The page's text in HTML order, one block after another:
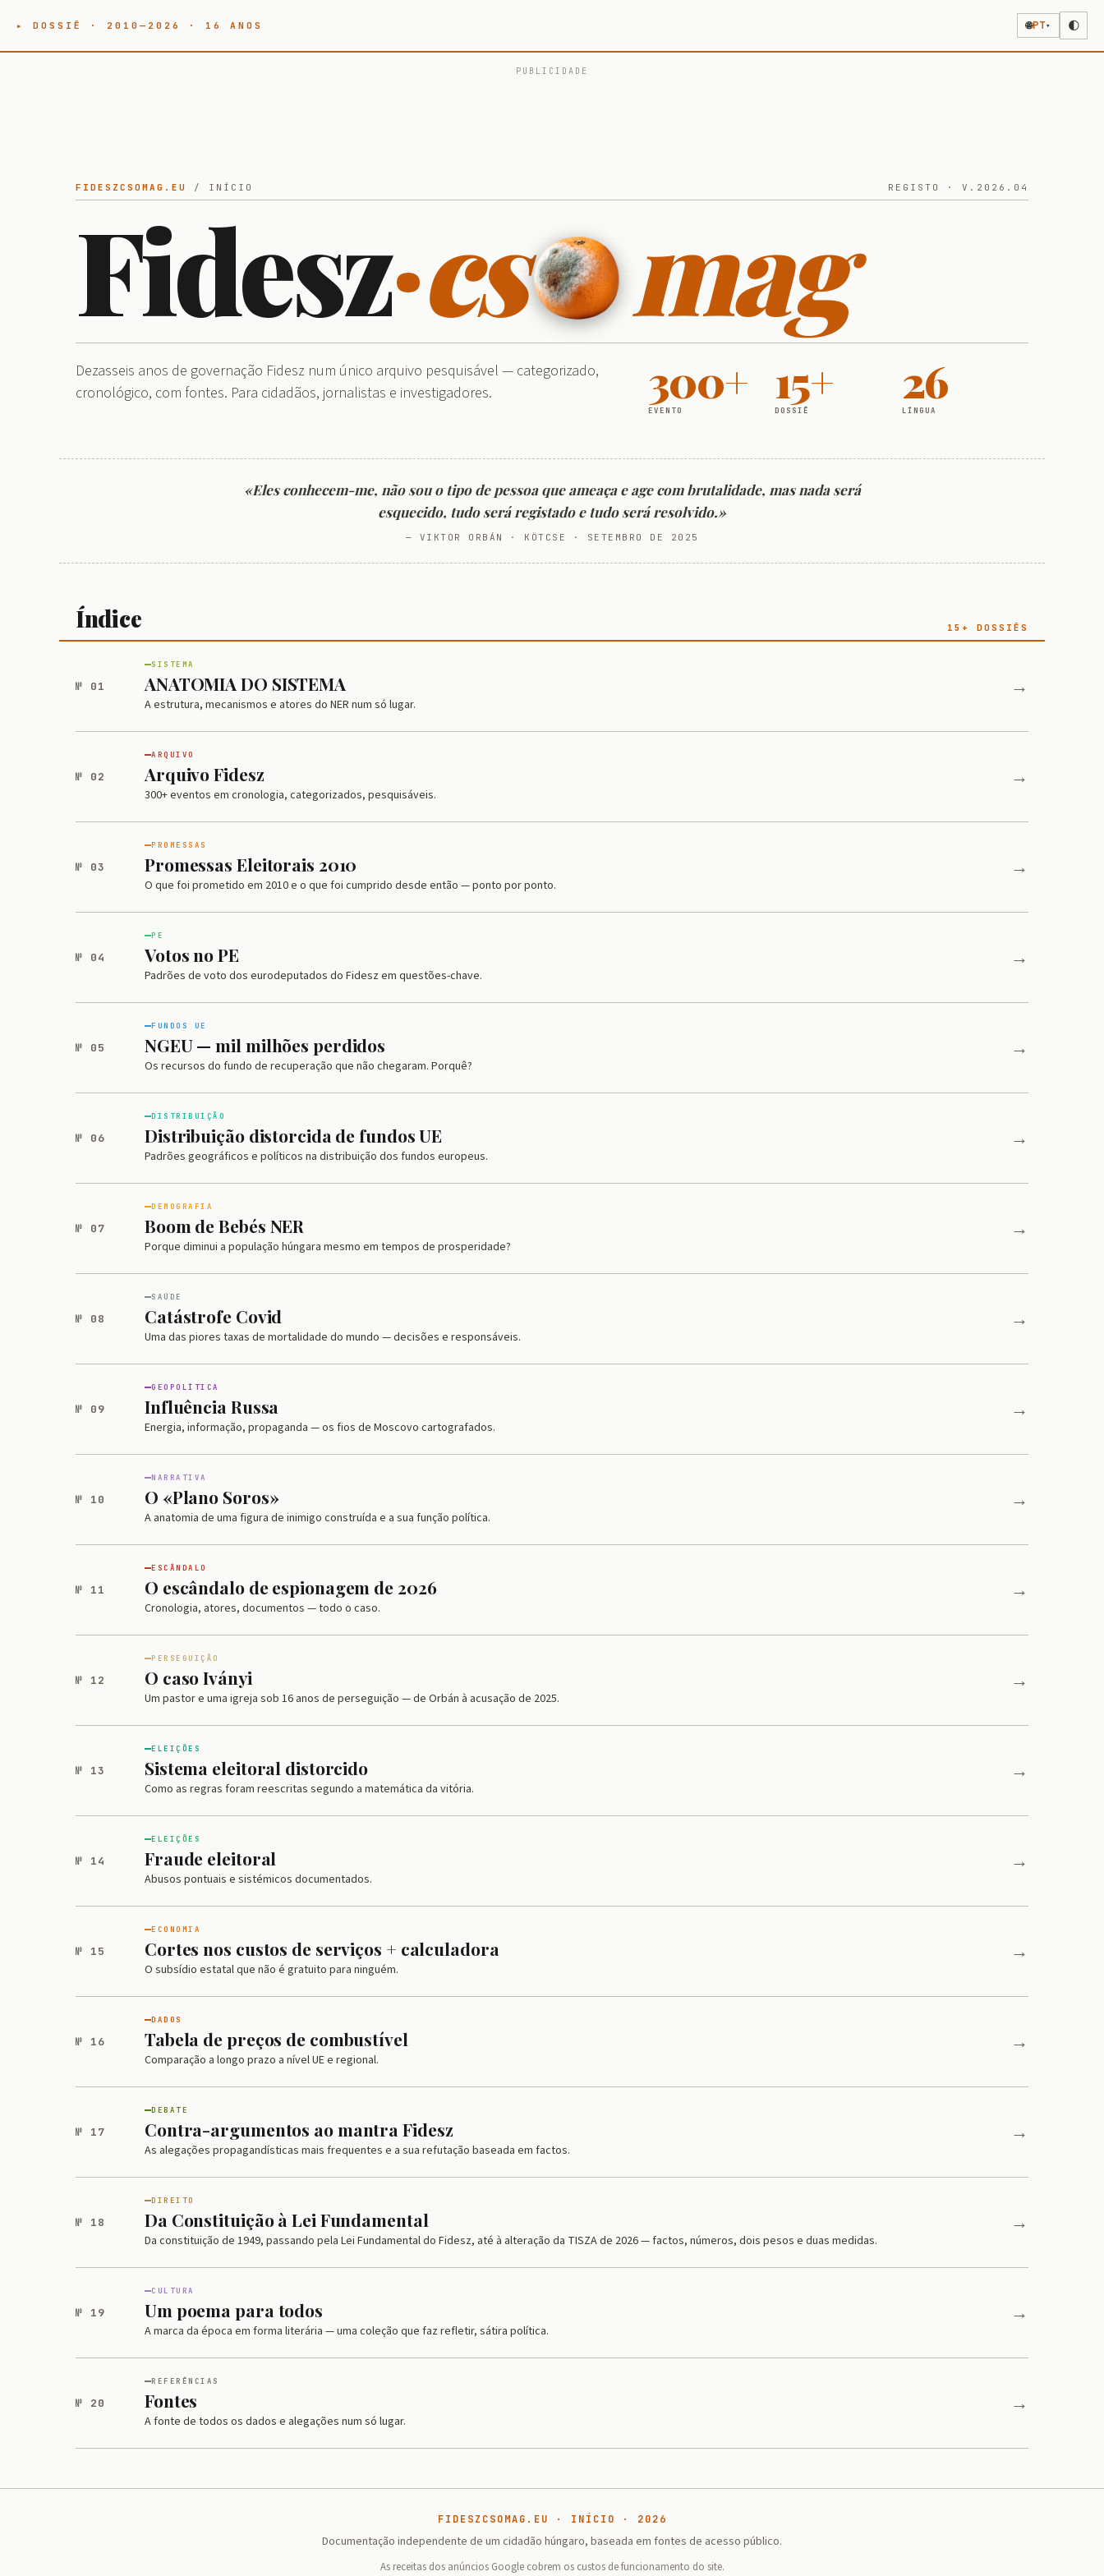
▸ DOSSIÊ · 2010—2026 · 16 ANOS 🌐PT▾ 🌓
PUBLICIDADE
FIDESZCSOMAG.EU / INÍCIO REGISTO · V.2026.04
Fidesz·cs mag
Dezasseis anos de governação Fidesz num único arquivo pesquisável — categorizado,
cronológico, com fontes. Para cidadãos, jornalistas e investigadores.
300+
EVENTO
15+
DOSSIÊ
26
LÍNGUA
«Eles conhecem-me, não sou o tipo de pessoa que ameaça e age com brutalidade, mas nada será
esquecido, tudo será registado e tudo será resolvido.»
— VIKTOR ORBÁN · KÖTCSE · SETEMBRO DE 2025
Índice 15+ DOSSIÊS
№ 01
SISTEMA
ANATOMIA DO SISTEMA
A estrutura, mecanismos e atores do NER num só lugar.
→
№ 02
ARQUIVO
Arquivo Fidesz
300+ eventos em cronologia, categorizados, pesquisáveis.
→
№ 03
PROMESSAS
Promessas Eleitorais 2010
O que foi prometido em 2010 e o que foi cumprido desde então — ponto por ponto.
→
№ 04
PE
Votos no PE
Padrões de voto dos eurodeputados do Fidesz em questões-chave.
→
№ 05
FUNDOS UE
NGEU — mil milhões perdidos
Os recursos do fundo de recuperação que não chegaram. Porquê?
→
№ 06
DISTRIBUIÇÃO
Distribuição distorcida de fundos UE
Padrões geográficos e políticos na distribuição dos fundos europeus.
→
№ 07
DEMOGRAFIA
Boom de Bebés NER
Porque diminui a população húngara mesmo em tempos de prosperidade?
→
№ 08
SAÚDE
Catástrofe Covid
Uma das piores taxas de mortalidade do mundo — decisões e responsáveis.
→
№ 09
GEOPOLÍTICA
Influência Russa
Energia, informação, propaganda — os fios de Moscovo cartografados.
→
№ 10
NARRATIVA
O «Plano Soros»
A anatomia de uma figura de inimigo construída e a sua função política.
→
№ 11
ESCÂNDALO
O escândalo de espionagem de 2026
Cronologia, atores, documentos — todo o caso.
→
№ 12
PERSEGUIÇÃO
O caso Iványi
Um pastor e uma igreja sob 16 anos de perseguição — de Orbán à acusação de 2025.
→
№ 13
ELEIÇÕES
Sistema eleitoral distorcido
Como as regras foram reescritas segundo a matemática da vitória.
→
№ 14
ELEIÇÕES
Fraude eleitoral
Abusos pontuais e sistémicos documentados.
→
№ 15
ECONOMIA
Cortes nos custos de serviços + calculadora
O subsídio estatal que não é gratuito para ninguém.
→
№ 16
DADOS
Tabela de preços de combustível
Comparação a longo prazo a nível UE e regional.
→
№ 17
DEBATE
Contra-argumentos ao mantra Fidesz
As alegações propagandísticas mais frequentes e a sua refutação baseada em factos.
→
№ 18
DIREITO
Da Constituição à Lei Fundamental
Da constituição de 1949, passando pela Lei Fundamental do Fidesz, até à alteração da TISZA de 2026 — factos, números, dois pesos e duas medidas.
→
№ 19
CULTURA
Um poema para todos
A marca da época em forma literária — uma coleção que faz refletir, sátira política.
→
№ 20
REFERÊNCIAS
Fontes
A fonte de todos os dados e alegações num só lugar.
→
FIDESZCSOMAG.EU · INÍCIO · 2026
Documentação independente de um cidadão húngaro, baseada em fontes de acesso público.
As receitas dos anúncios Google cobrem os custos de funcionamento do site.